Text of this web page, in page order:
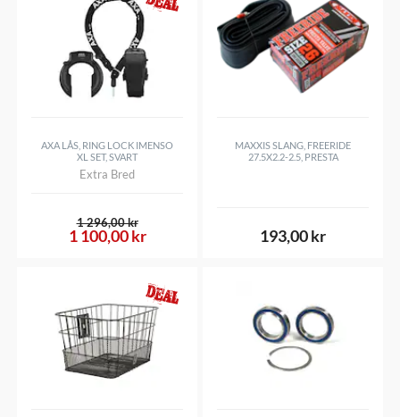
AXA LÅS, RING LOCK IMENSO
XL SET, SVART
Extra Bred
1 100,00 kr
1 296,00 kr
MAXXIS SLANG, FREERIDE
27.5X2.2-2.5, PRESTA
193,00 kr